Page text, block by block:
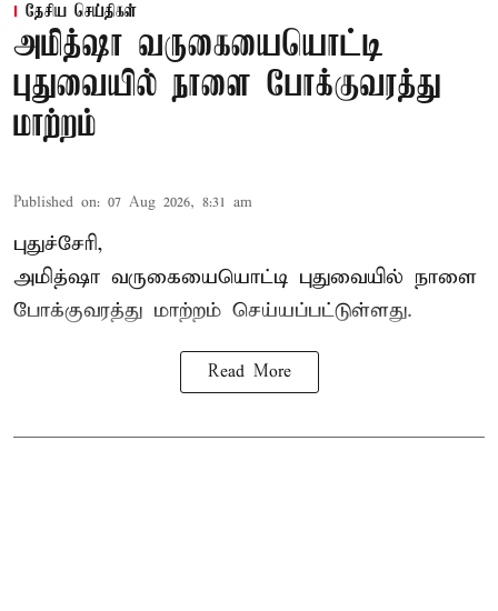
தேசிய செய்திகள்
அமித்ஷா வருகையையொட்டி
புதுவையில் நாளை போக்குவரத்து
மாற்றம்
Published on: 07 Aug 2026, 8:31 am
புதுச்சேரி,
அமித்ஷா வருகையையொட்டி புதுவையில் நாளை
போக்குவரத்து மாற்றம் செய்யப்பட்டுள்ளது.
Read More